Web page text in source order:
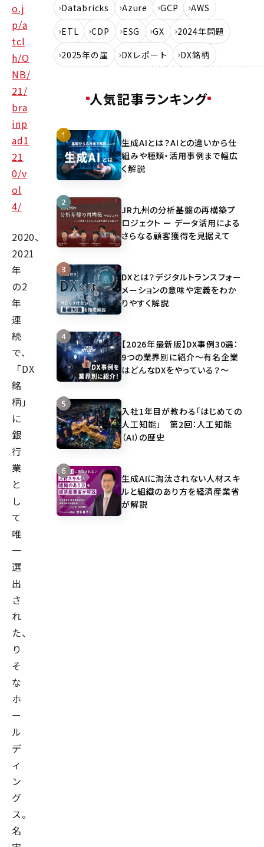
o.j
p/a
tcl
h/O
NB/
21/
bra
inp
ad1
21
0/v
ol
4/
2020、
2021
年
の2
年
連
続
で、
「DX
銘
柄」
に
銀
行
業
と
し
て
唯
一
選
出
さ
れ
た、
り
そ
な
ホ
ー
ル
デ
ィ
ン
グ
ス。
名
Databricks
Azure GCP
AWS
ETL
CDP ESG GX
2024年問題
2025年の崖
DXレポート DX銘柄
人気記事ランキング
生成AIとは？AIとの違いから仕
組みや種類・活用事例まで幅広
く解説
JR九州の分析基盤の再構築プ
ロジェクト ー データ活用による
さらなる顧客獲得を見据えて
DXとは？デジタルトランスフォー
メーションの意味や定義をわか
りやすく解説
【2026年最新版】DX事例30選：
9つの業界別に紹介～有名企業
はどんなDXをやっている？～
入社1年目が教わる「はじめての
人工知能」 第2回：人工知能
（AI）の歴史
生成AIに淘汰されない人材スキ
ルと組織のあり方を経済産業省
が解説